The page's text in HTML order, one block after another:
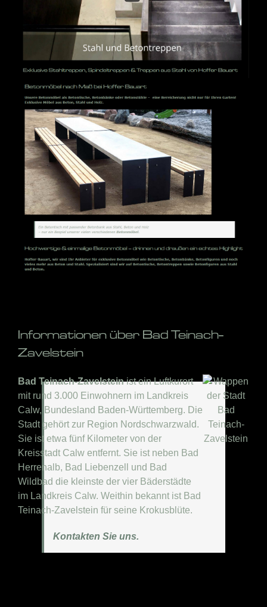
Informationen über Bad Teinach-
Zavelstein
Bad Teinach-Zavelsteinist ein Luftkurort
mit rund 3.000 Einwohnern im Landkreis
Calw, Bundesland Baden-Württemberg. Die
Stadt gehört zur Region Nordschwarzwald.
Sie ist etwa fünf Kilometer von der
Kreisstadt Calw entfernt. Sie ist neben Bad
Herrenalb, Bad Liebenzell und Bad
Wildbad die kleinste der vier Bäderstädte
im Landkreis Calw. Weithin bekannt ist Bad
Teinach-Zavelstein für seine Krokusblüte.
Kontakten Sie uns.